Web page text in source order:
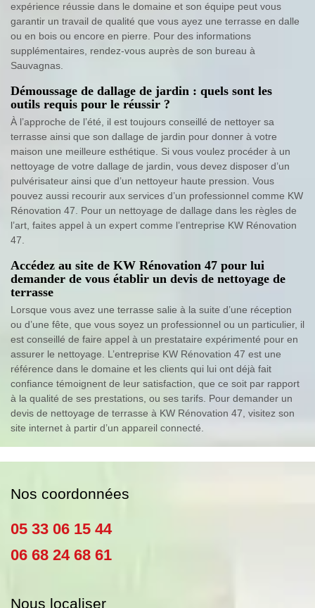
expérience réussie dans le domaine et son équipe peut vous
garantir un travail de qualité que vous ayez une terrasse en dalle
ou en bois ou encore en pierre. Pour des informations
supplémentaires, rendez-vous auprès de son bureau à
Sauvagnas.
Démoussage de dallage de jardin : quels sont les
outils requis pour le réussir ?
À l’approche de l’été, il est toujours conseillé de nettoyer sa
terrasse ainsi que son dallage de jardin pour donner à votre
maison une meilleure esthétique. Si vous voulez procéder à un
nettoyage de votre dallage de jardin, vous devez disposer d’un
pulvérisateur ainsi que d’un nettoyeur haute pression. Vous
pouvez aussi recourir aux services d’un professionnel comme KW
Rénovation 47. Pour un nettoyage de dallage dans les règles de
l’art, faites appel à un expert comme l’entreprise KW Rénovation
47.
Accédez au site de KW Rénovation 47 pour lui
demander de vous établir un devis de nettoyage de
terrasse
Lorsque vous avez une terrasse salie à la suite d’une réception
ou d’une fête, que vous soyez un professionnel ou un particulier, il
est conseillé de faire appel à un prestataire expérimenté pour en
assurer le nettoyage. L’entreprise KW Rénovation 47 est une
référence dans le domaine et les clients qui lui ont déjà fait
confiance témoignent de leur satisfaction, que ce soit par rapport
à la qualité de ses prestations, ou ses tarifs. Pour demander un
devis de nettoyage de terrasse à KW Rénovation 47, visitez son
site internet à partir d’un appareil connecté.
Nos coordonnées
05 33 06 15 44
06 68 24 68 61
Nous localiser